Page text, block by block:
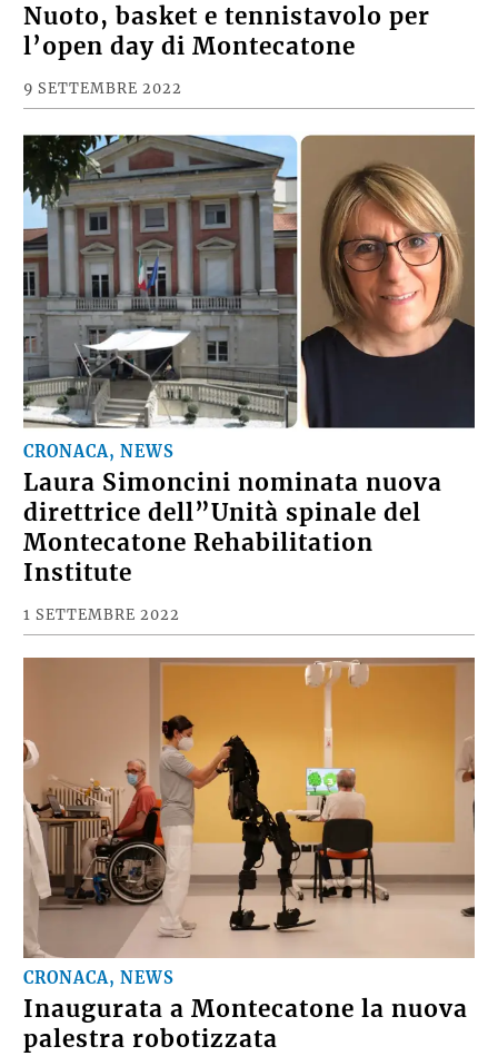
Nuoto, basket e tennistavolo per
l’open day di Montecatone
9 SETTEMBRE 2022
CRONACA, NEWS
Laura Simoncini nominata nuova
direttrice dell”Unità spinale del
Montecatone Rehabilitation
Institute
1 SETTEMBRE 2022
CRONACA, NEWS
Inaugurata a Montecatone la nuova
palestra robotizzata